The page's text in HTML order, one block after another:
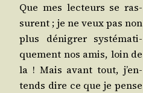
Que mes lec­teurs se ras­
surent ; je ne veux pas non
plus déni­grer sys­té­ma­ti­
que­ment nos amis, loin de
la ! Mais avant tout, j’en­
tends dire ce que je pense